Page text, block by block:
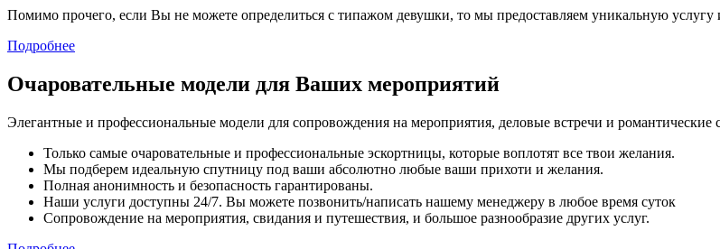
Помимо прочего, если Вы не можете определиться с типажом девушки, то мы предоставляем уникальную
Подробнее
Очаровательные модели для Ваших мероприятий
Элегантные и профессиональные модели для сопровождения на мероприятия, деловые встречи и
Только самые очаровательные и профессиональные эскортницы, которые воплотят все твои желания.
Мы подберем идеальную спутницу под ваши абсолютно любые ваши прихоти и желания.
Полная анонимность и безопасность гарантированы.
Наши услуги доступны 24/7. Вы можете позвонить/написать нашему менеджеру в любое время суток
Сопровождение на мероприятия, свидания и путешествия, и большое разнообразие других услуг.